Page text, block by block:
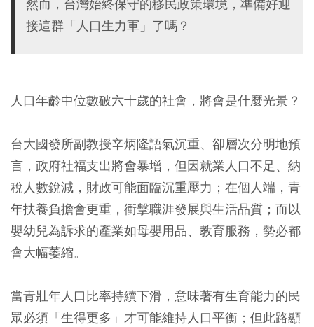
然而，台灣始終保守的移民政策環境，準備好迎
接這群「人口生力軍」了嗎？
人口年齡中位數破六十歲的社會，將會是什麼光景？
台大國發所副教授辛炳隆語氣沉重、卻層次分明地預
言，政府社福支出將會暴增，但因就業人口不足、納
稅人數銳減，財政可能面臨沉重壓力；在個人端，青
年扶養負擔會更重，衝擊職涯發展與生活品質；而以
嬰幼兒為訴求的產業如母嬰用品、教育服務，勢必都
會大幅萎縮。
當青壯年人口比率持續下滑，意味著有生育能力的民
眾必須「生得更多」才可能維持人口平衡；但此路顯